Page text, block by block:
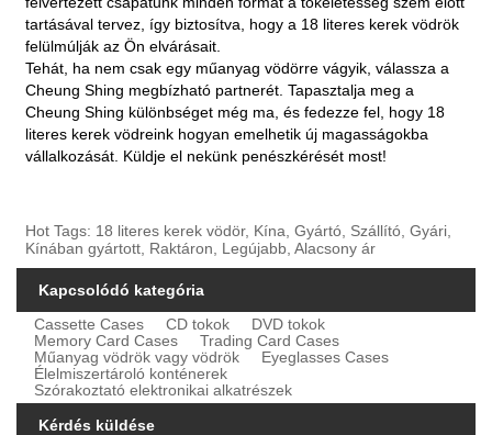
tartásával tervez, így biztosítva, hogy a 18 literes kerek vödrök
felülmúlják az Ön elvárásait.
Tehát, ha nem csak egy műanyag vödörre vágyik, válassza a
Cheung Shing megbízható partnerét. Tapasztalja meg a
Cheung Shing különbséget még ma, és fedezze fel, hogy 18
literes kerek vödreink hogyan emelhetik új magasságokba
vállalkozását. Küldje el nekünk penészkérését most!
Hot Tags: 18 literes kerek vödör, Kína, Gyártó, Szállító, Gyári,
Kínában gyártott, Raktáron, Legújabb, Alacsony ár
Kapcsolódó kategória
Cassette Cases
CD tokok
DVD tokok
Memory Card Cases
Trading Card Cases
Műanyag vödrök vagy vödrök
Eyeglasses Cases
Élelmiszertároló konténerek
Szórakoztató elektronikai alkatrészek
Kérdés küldése